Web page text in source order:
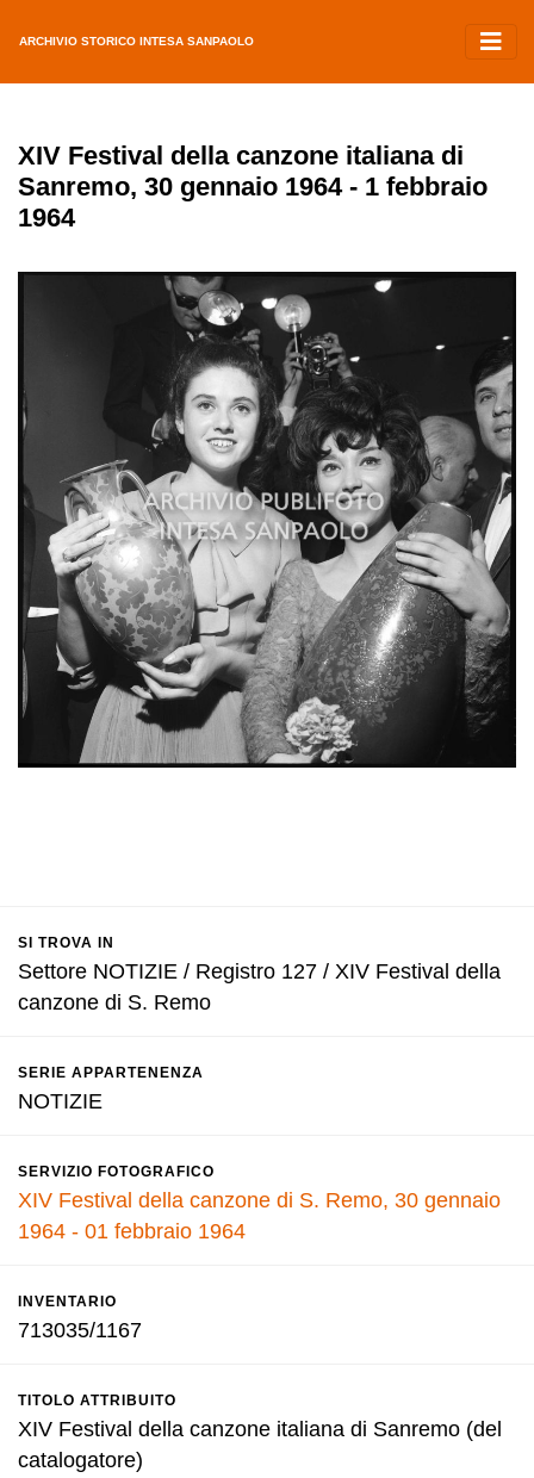
ARCHIVIO STORICO INTESA SANPAOLO
XIV Festival della canzone italiana di
Sanremo, 30 gennaio 1964 - 1 febbraio
1964
SI TROVA IN
Settore NOTIZIE / Registro 127 / XIV Festival della
canzone di S. Remo
SERIE APPARTENENZA
NOTIZIE
SERVIZIO FOTOGRAFICO
XIV Festival della canzone di S. Remo, 30 gennaio
1964 - 01 febbraio 1964
INVENTARIO
713035/1167
TITOLO ATTRIBUITO
XIV Festival della canzone italiana di Sanremo (del
catalogatore)